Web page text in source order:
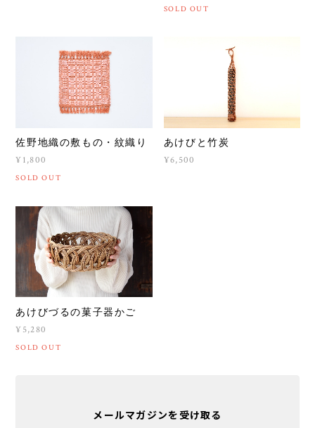
SOLD OUT
佐野地織の敷もの・紋織り
¥1,800
SOLD OUT
あけびと竹炭
¥6,500
あけびづるの菓子器かご
¥5,280
SOLD OUT
メールマガジンを受け取る